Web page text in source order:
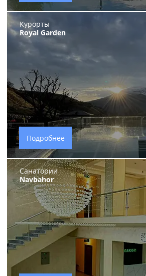
Курорты
Royal Garden
Подробнее
Санатории
Navbahor